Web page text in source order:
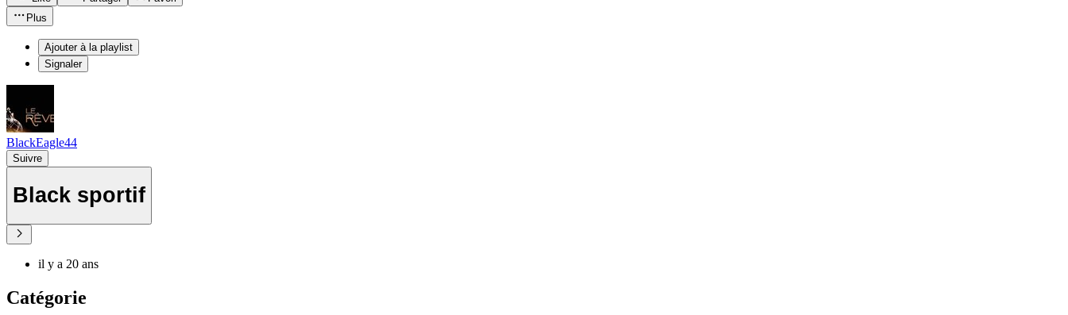
Plus
Ajouter à la playlist
Signaler
BlackEagle44
Suivre
Black sportif
il y a 20 ans
Catégorie